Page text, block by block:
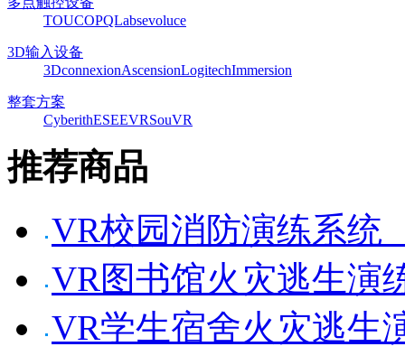
TOUCOPQLabsevoluce
3D输入设备
3DconnexionAscensionLogitechImmersion
整套方案
CyberithESEEVRSouVR
推荐商品
VR校园消防演练系统
VR图书馆火灾逃生演
VR学生宿舍火灾逃生